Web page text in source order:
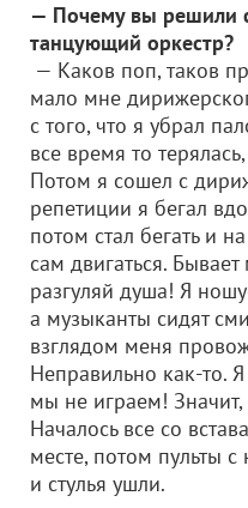
— Почему вы решили
танцующий оркестр?
— Каков поп, таков
мало мне
с того, что я убрал
все время то
Потом я сошел с
репетиции я бегал
потом стал бегать и
сам двигаться.
разгуляй душа! Я
а музыканты сидят
взглядом меня
Неправильно как-то.
мы не играем! Значит,
Началось все со
месте, потом пульты
и стулья ушли.